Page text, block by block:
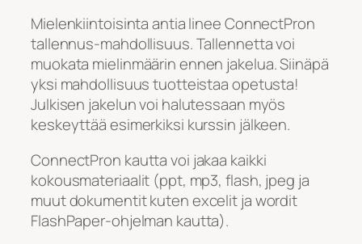
Mielenkiintoisinta antia linee ConnectPron
tallennus-mahdollisuus. Tallennetta voi
muokata mielinmäärin ennen jakelua. Siinäpä
yksi mahdollisuus tuotteistaa opetusta!
Julkisen jakelun voi halutessaan myös
keskeyttää esimerkiksi kurssin jälkeen.
ConnectPron kautta voi jakaa kaikki
kokousmateriaalit (ppt, mp3, flash, jpeg ja
muut dokumentit kuten excelit ja wordit
FlashPaper-ohjelman kautta).